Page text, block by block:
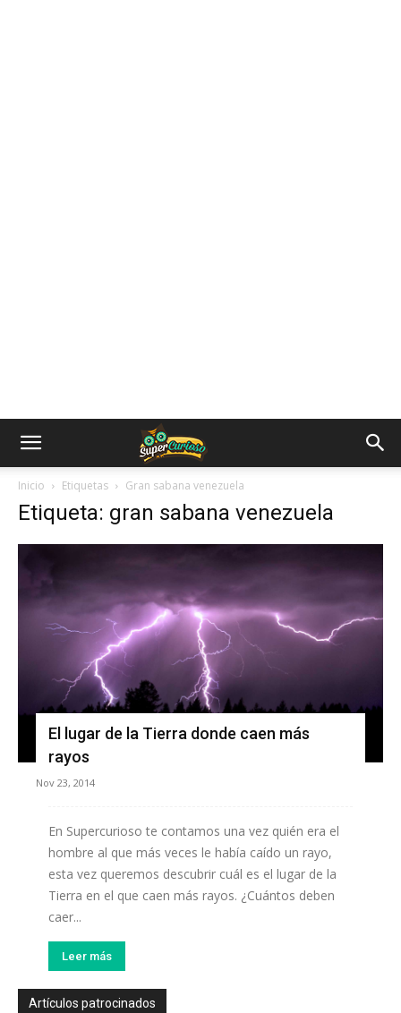
Inicio Etiquetas Gran sabana venezuela
Etiqueta: gran sabana venezuela
El lugar de la Tierra donde caen más
rayos
Nov 23, 2014
En Supercurioso te contamos una vez quién era el
hombre al que más veces le había caído un rayo,
esta vez queremos descubrir cuál es el lugar de la
Tierra en el que caen más rayos. ¿Cuántos deben
caer...
Leer más
Artículos patrocinados